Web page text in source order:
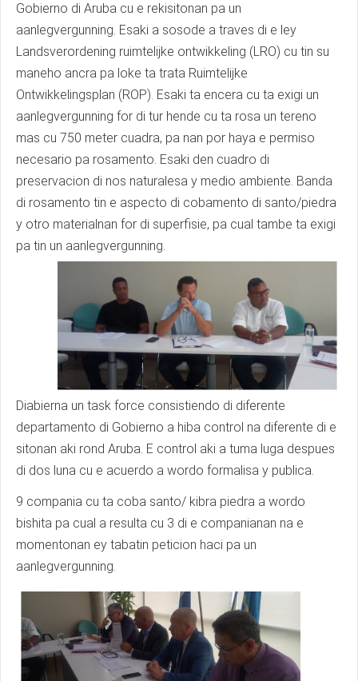
Gobierno di Aruba cu e rekisitonan pa un
aanlegvergunning. Esaki a sosode a traves di e ley
Landsverordening ruimtelijke ontwikkeling (LRO) cu tin su
maneho ancra pa loke ta trata Ruimtelijke
Ontwikkelingsplan (ROP). Esaki ta encera cu ta exigi un
aanlegvergunning for di tur hende cu ta rosa un tereno
mas cu 750 meter cuadra, pa nan por haya e permiso
necesario pa rosamento. Esaki den cuadro di
preservacion di nos naturalesa y medio ambiente. Banda
di rosamento tin e aspecto di cobamento di santo/piedra
y otro materialnan for di superfisie, pa cual tambe ta exigi
pa tin un aanlegvergunning.
Diabierna un task force consistiendo di diferente
departamento di Gobierno a hiba control na diferente di e
sitonan aki rond Aruba. E control aki a tuma luga despues
di dos luna cu e acuerdo a wordo formalisa y publica.
9 compania cu ta coba santo/ kibra piedra a wordo
bishita pa cual a resulta cu 3 di e companianan na e
momentonan ey tabatin peticion haci pa un
aanlegvergunning.